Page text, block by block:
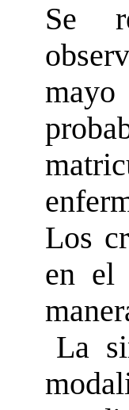
Se
Los
en el
La